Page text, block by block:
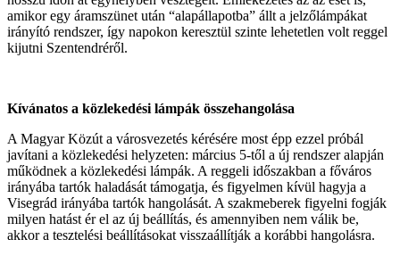
amikor egy áramszünet után “alapállapotba” állt a jelzőlámpákat
irányító rendszer, így napokon keresztül szinte lehetetlen volt reggel
kijutni Szentendréről.
Kívánatos a közlekedési lámpák összehangolása
A Magyar Közút a városvezetés kérésére most épp ezzel próbál
javítani a közlekedési helyzeten: március 5-től a új rendszer alapján
működnek a közlekedési lámpák. A reggeli időszakban a főváros
irányába tartók haladását támogatja, és figyelmen kívül hagyja a
Visegrád irányába tartók hangolását. A szakmeberek figyelni fogják
milyen hatást ér el az új beállítás, és amennyiben nem válik be,
akkor a tesztelési beállításokat visszaállítják a korábbi hangolásra.